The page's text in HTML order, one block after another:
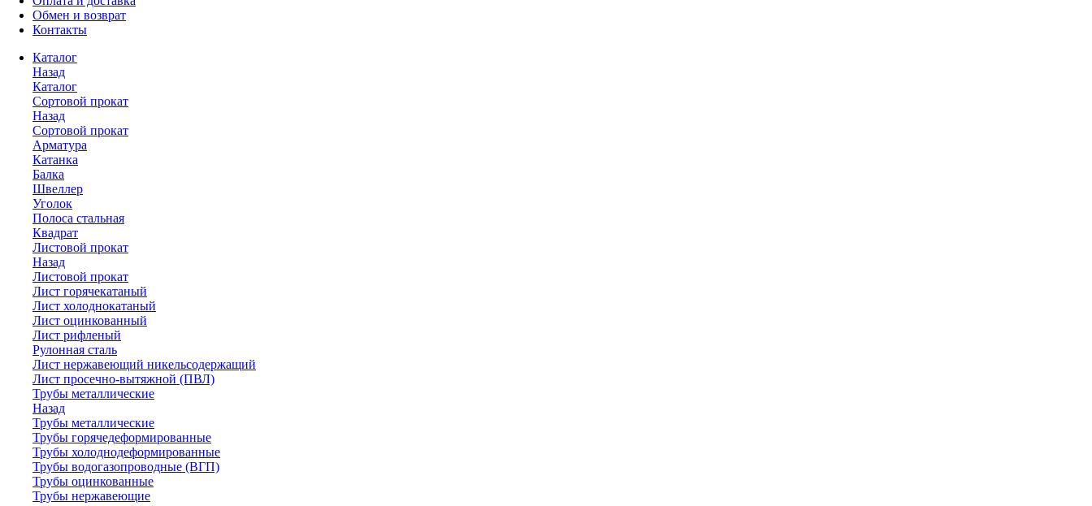
Обмен и возврат
Контакты
Каталог
Назад
Каталог
Сортовой прокат
Назад
Сортовой прокат
Арматура
Катанка
Балка
Швеллер
Уголок
Полоса стальная
Квадрат
Листовой прокат
Назад
Листовой прокат
Лист горячекатаный
Лист холоднокатаный
Лист оцинкованный
Лист рифленый
Рулонная сталь
Лист нержавеющий никельсодержащий
Лист просечно-вытяжной (ПВЛ)
Трубы металлические
Назад
Трубы металлические
Трубы горячедеформированные
Трубы холоднодеформированные
Трубы водогазопроводные (ВГП)
Трубы оцинкованные
Трубы нержавеющие